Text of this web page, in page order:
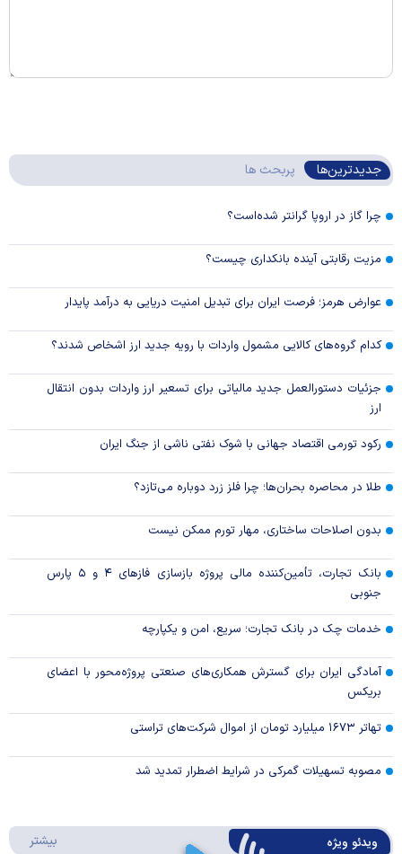
جدیدترین‌ها پربحث ها
چرا گاز در اروپا گرانتر شده‌است؟
مزیت رقابتی آینده بانکداری چیست؟
عوارض هرمز؛ فرصت ایران برای تبدیل امنیت دریایی به درآمد پایدار
کدام گروه‌های کالایی مشمول واردات با رویه جدید ارز اشخاص شدند؟
جزئیات دستورالعمل جدید مالیاتی برای تسعیر ارز واردات بدون انتقال
ارز
رکود تورمی اقتصاد جهانی با شوک نفتی ناشی از جنگ ایران
طلا در محاصره بحران‌ها؛ چرا فلز زرد دوباره می‌تازد؟
بدون اصلاحات ساختاری، مهار تورم ممکن نیست
بانک تجارت، تأمین‌کننده مالی پروژه بازسازی فاز‌های ۴ و ۵ پارس
جنوبی
خدمات چک در بانک تجارت؛ سریع، امن و یکپارچه
آمادگی ایران برای گسترش همکاری‌های صنعتی پروژه‌محور با اعضای
بریکس
تهاتر ۱۶۷۳ میلیارد تومان از اموال شرکت‌های تراستی
مصوبه تسهیلات گمرکی در شرایط اضطرار تمدید شد
ویدئو ویژه بیشتر